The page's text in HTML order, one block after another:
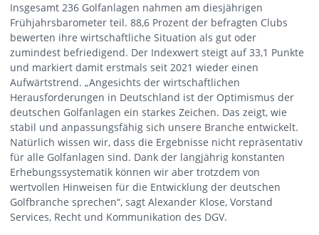
Insgesamt 236 Golfanlagen nahmen am diesjährigen
Frühjahrsbarometer teil. 88,6 Prozent der befragten Clubs
bewerten ihre wirtschaftliche Situation als gut oder
zumindest befriedigend. Der Indexwert steigt auf 33,1 Punkte
und markiert damit erstmals seit 2021 wieder einen
Aufwärtstrend. „Angesichts der wirtschaftlichen
Herausforderungen in Deutschland ist der Optimismus der
deutschen Golfanlagen ein starkes Zeichen. Das zeigt, wie
stabil und anpassungsfähig sich unsere Branche entwickelt.
Natürlich wissen wir, dass die Ergebnisse nicht repräsentativ
für alle Golfanlagen sind. Dank der langjährig konstanten
Erhebungssystematik können wir aber trotzdem von
wertvollen Hinweisen für die Entwicklung der deutschen
Golfbranche sprechen“, sagt Alexander Klose, Vorstand
Services, Recht und Kommunikation des DGV.